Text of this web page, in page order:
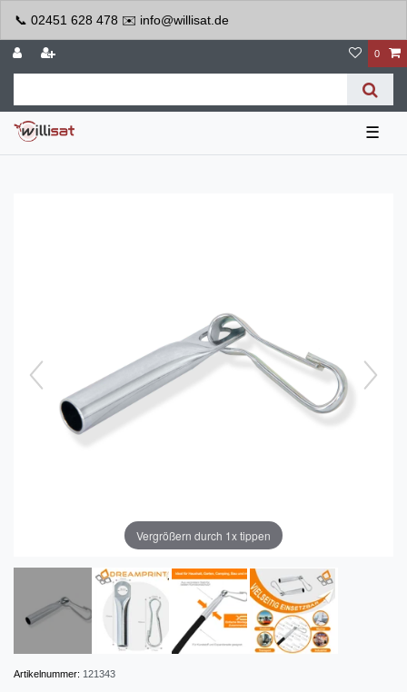
📞 02451 628 478 ✉️ info@willisat.de
0
☰
Vergrößern durch 1x tippen
Artikelnummer: 121343